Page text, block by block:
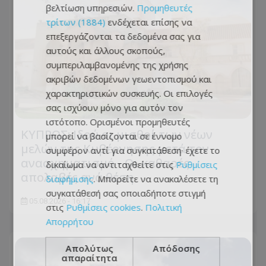
ΚΥΠΡΟΣ: Ιδού οι μισθοί των νέων
μελών της Κυβέρνησης μετά τον
ανασχηματισμό - Οι καθαρές
απολαβές ανά θέση
05.08.2026 - 16:17
βελτίωση υπηρεσιών. Προμηθευτές
τρίτων (1884) ενδέχεται επίσης να
επεξεργάζονται τα δεδομένα σας για
αυτούς και άλλους σκοπούς,
συμπεριλαμβανομένης της χρήσης
ακριβών δεδομένων γεωεντοπισμού και
χαρακτηριστικών συσκευής. Οι επιλογές
σας ισχύουν μόνο για αυτόν τον
ιστότοπο. Ορισμένοι προμηθευτές
μπορεί να βασίζονται σε έννομο
συμφέρον αντί για συγκατάθεση· έχετε το
δικαίωμα να αντιταχθείτε στις Ρυθμίσεις
διαφήμισης. Μπορείτε να ανακαλέσετε τη
συγκατάθεσή σας οποιαδήποτε στιγμή
στις Ρυθμίσεις cookies. Πολιτική
Απορρήτου
Απολύτως
απαραίτητα
Απόδοσης